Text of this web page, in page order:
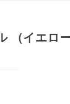
（イエロ